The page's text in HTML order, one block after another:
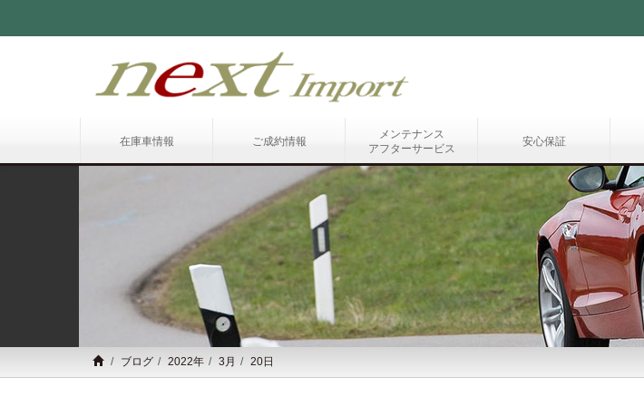
在庫車情報 ご成約情報
メンテナンス
アフターサービス
安心保証
ブログ 2022年 3月 20日